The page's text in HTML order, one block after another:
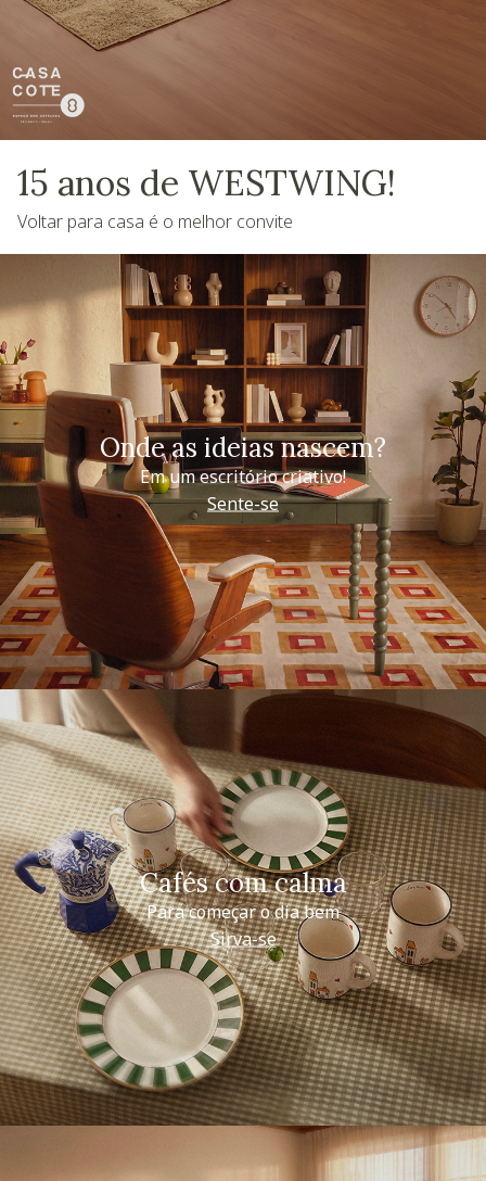
15 anos de WESTWING!
Voltar para casa é o melhor convite
Onde as ideias nascem?
Em um escritório criativo!
Sente-se
Cafés com calma
Para começar o dia bem
Sirva-se